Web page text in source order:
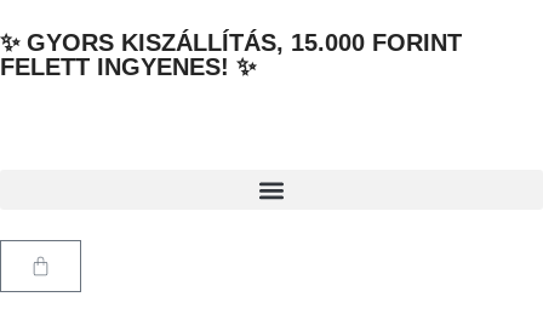
✨ GYORS KISZÁLLÍTÁS, 15.000 FORINT
FELETT INGYENES! ✨